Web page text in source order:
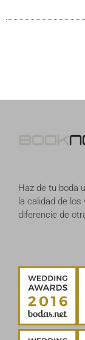
Haz de tu boda
la calidad de
diferencie de